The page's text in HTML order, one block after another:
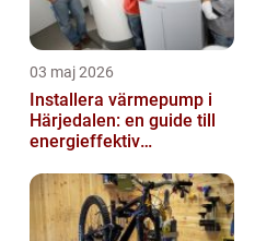
03 maj 2026
Installera värmepump i
Härjedalen: en guide till
energieffektiv